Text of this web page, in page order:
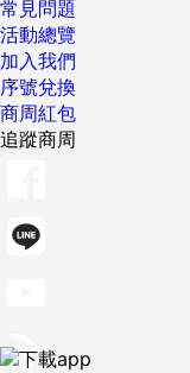
常見問題
活動總覽
加入我們
序號兌換
商周紅包
追蹤商周